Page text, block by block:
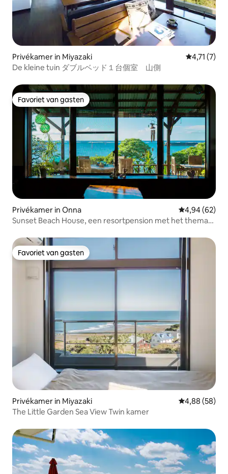
Privékamer in Miyazaki
4,71 (7)
De kleine tuin ダブルベッド１台個室 山側
Favoriet van gasten
Favoriet van gasten
Privékamer in Onna Gemiddelde
4,94 (62)
Sunset Beach House, een resortpension met het thema
Favoriet van gasten
Favoriet van gasten
Privékamer in Miyazaki Gemiddelde
4,88 (58)
The Little Garden Sea View Twin kamer